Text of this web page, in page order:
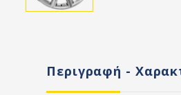
Περιγραφή -